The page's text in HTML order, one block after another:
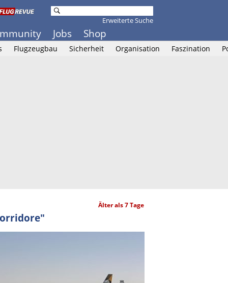
Jobs Shop
Erweiterte Suche
Flugzeugbau Sicherheit Organisation Faszination
Älter als 7 Tage